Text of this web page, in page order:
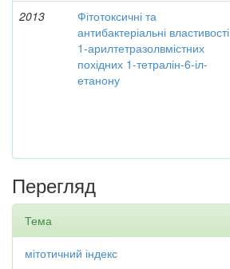
2013
Фітотоксичні та
антибактеріальні властивості
1-арилтетразолвмістних
похідних 1-тетралін-6-іл-
етанону
Перегляд
Тема
мітотичний індекс